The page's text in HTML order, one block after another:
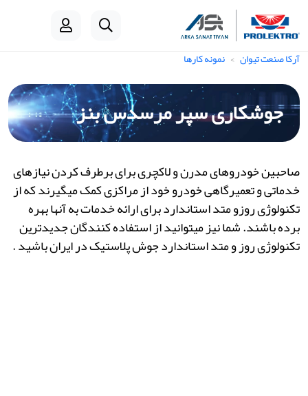
آرکا صنعت تیوان نمونه کارها
جوشکاری سپر مرسدس بنز
صاحبین خودروهای مدرن و لاکچری برای برطرف کردن نیازهای
خدماتی و تعمیرگاهی خودرو خود از مراکزی کمک میگیرند که از
تکنولوژی روزو متد استاندارد برای ارائه خدمات به آنها بهره
برده باشند. شما نیز میتوانید از استفاده کنندگان جدیدترین
تکنولوژی روز و متد استاندارد جوش پلاستیک در ایران باشید .